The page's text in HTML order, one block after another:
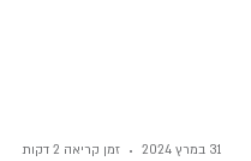
31 במרץ 2024 זמן קריאה 2 דקות